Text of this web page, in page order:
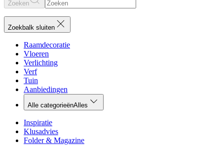
Zoeken
Zoekbalk sluiten
Raamdecoratie
Vloeren
Verlichting
Verf
Tuin
Aanbiedingen
Alle categorieënAlles
Inspiratie
Klusadvies
Folder & Magazine